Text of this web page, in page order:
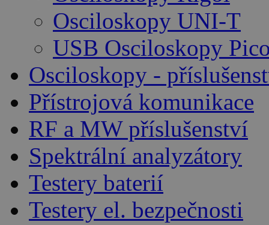
Osciloskopy UNI-T
USB Osciloskopy
Osciloskopy -
Přístrojová komunikace
RF a MW příslušenství
Spektrální analyzátory
Testery baterií
Testery el. bezpečnosti